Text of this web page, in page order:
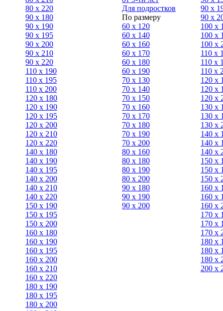
80 x 220
90 x 180
90 х 190
90 х 195
90 х 200
90 x 210
90 x 220
110 x 190
110 x 195
110 x 200
120 x 180
120 х 190
120 х 195
120 х 200
120 x 210
120 x 220
140 x 180
140 х 190
140 х 195
140 х 200
140 x 210
140 x 220
150 х 190
150 х 195
150 х 200
160 x 180
160 х 190
160 х 195
160 х 200
160 x 210
160 x 220
180 х 190
180 х 195
180 х 200
Для подростков
По размеру
60 х 120
60 х 140
60 х 160
60 х 170
60 х 180
60 х 190
70 х 130
70 х 140
70 х 150
70 х 160
70 х 170
70 х 180
70 х 190
70 х 200
80 х 160
80 х 180
80 x 190
80 x 200
90 х 180
90 x 190
90 x 200
90 x
90 x
100 x
100 х
100 x
110 x
110 х
110 х
120 х
120 х
120 х
130 х
130 х
130 х
140 х
140 х
140 х
150 х
150 х
150 х
160 х
160 х
160 х
170 х
170 х
170 х
180 х
180 х
180 х
200 x